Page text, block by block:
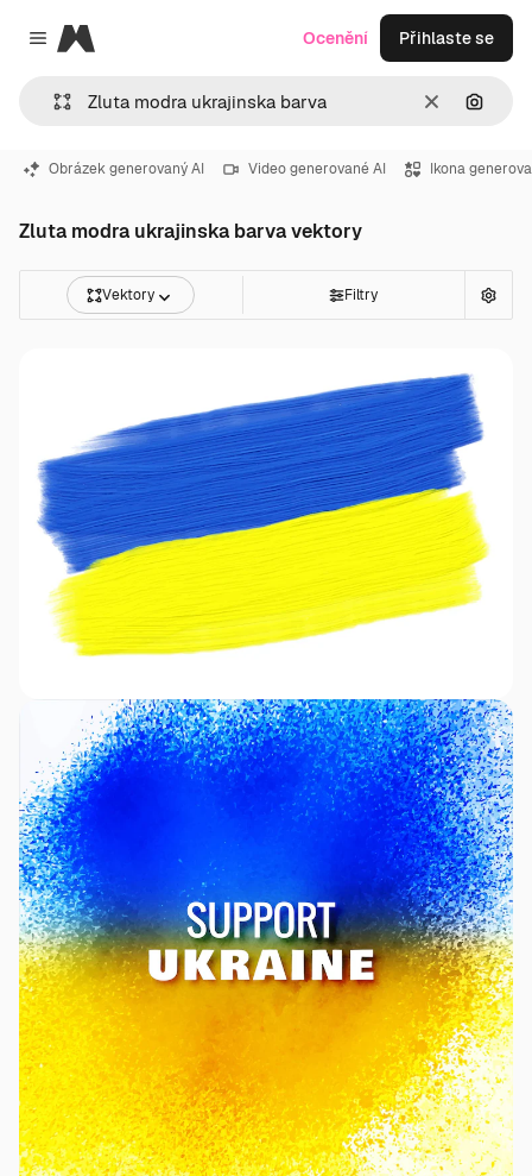
Close menu
Magnific
ZrušitHledat
Ocenění Přihlaste se
Obrázek generovaný AI Video generované AI Ikona
Zluta modra ukrajinska barva vektory
Vektory Filtry